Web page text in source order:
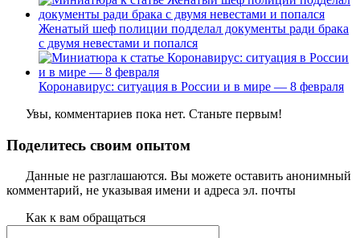
Женатый шеф полиции подделал документы ради брака
с двумя невестами и попался
Коронавирус: ситуация в России и в мире — 8 февраля
Увы, комментариев пока нет. Станьте первым!
Поделитесь своим опытом
Данные не разглашаются. Вы можете оставить анонимный
комментарий, не указывая имени и адреса эл. почты
Как к вам обращаться